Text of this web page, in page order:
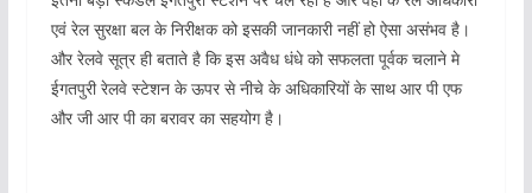
एवं रेल सुरक्षा बल के निरीक्षक को इसकी जानकारी नहीं हो ऐसा असंभव है।
और रेलवे सूत्र ही बताते है कि इस अवैध धंधे को सफलता पूर्वक चलाने मे
ईगतपुरी रेलवे स्टेशन के ऊपर से नीचे के अधिकारियों के साथ आर पी एफ
और जी आर पी का बरावर का सहयोग है।